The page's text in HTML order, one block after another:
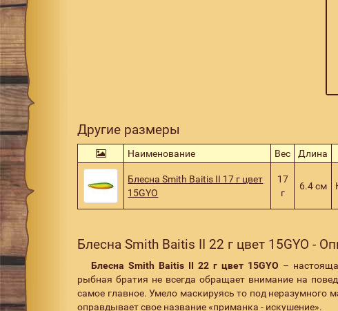
Другие размеры
Наименование Вес Длина
Блесна Smith Baitis II 17 г цвет
15GYO
17
г
6.4 см
Блесна Smith Baitis II 22 г цвет 15GYO -
Блесна Smith Baitis II 22 г цвет 15GYO –
рыбная братия не всегда обращает внимание на
самое главное. Умело маскируясь то под неразумного
оправдывает свое название «приманка - искушение».